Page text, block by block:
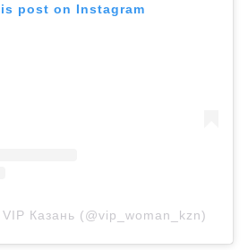
post on Instagram
Казань (@vip_woman_kzn)